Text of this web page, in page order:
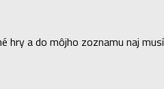
a do môjho zoznamu naj